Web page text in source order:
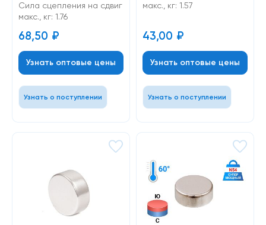
Cила сцепления на сдвиг
макс., кг: 1.76
68,50 ₽
Узнать оптовые цены
Узнать о поступлении
макс., кг: 1.57
43,00 ₽
Узнать оптовые цены
Узнать о поступлении